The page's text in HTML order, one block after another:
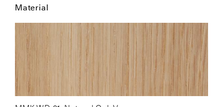
Material